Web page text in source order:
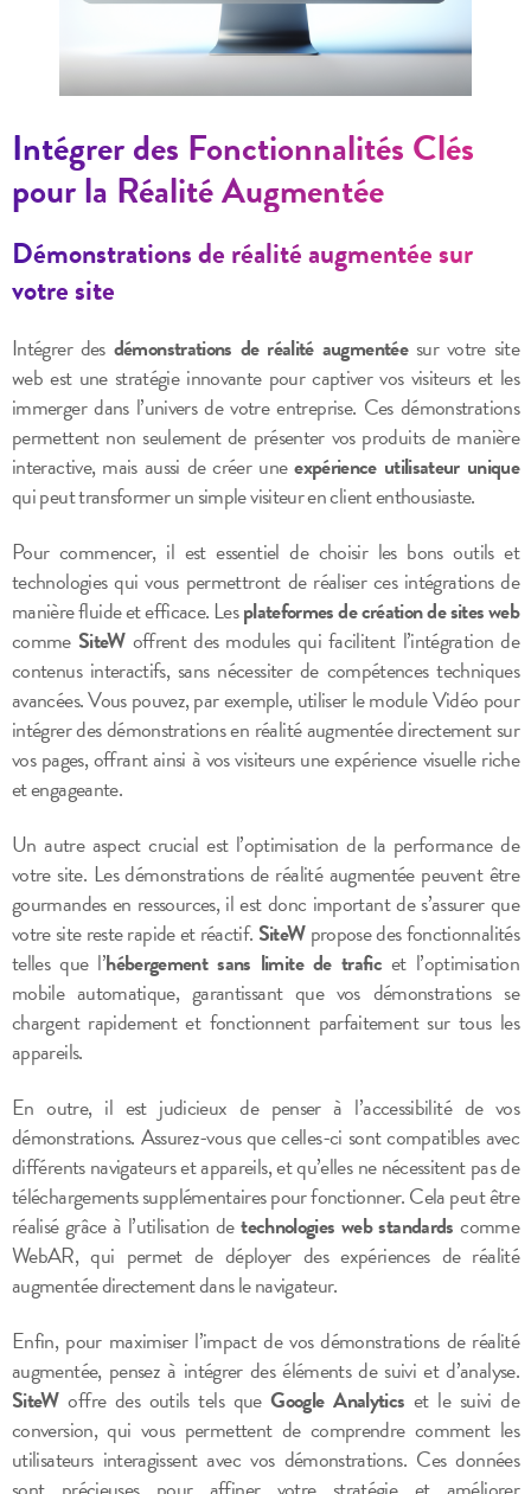
Intégrer des Fonctionnalités Clés
pour la Réalité Augmentée
Démonstrations de réalité augmentée sur
votre site
Intégrer des démonstrations de réalité augmentéesur votre site
web est une stratégie innovante pour captiver vos visiteurs et les
immerger dans l’univers de votre entreprise. Ces démonstrations
permettent non seulement de présenter vos produits de manière
interactive, mais aussi de créer uneexpérience utilisateur unique
qui peut transformer un simple visiteur en client enthousiaste.
Pour commencer, il est essentiel de choisir les bons outils et
technologies qui vous permettront de réaliser ces intégrations de
manière fluide et efficace. Lesplateformes de création de sites web
comme SiteWoffrent des modules qui facilitent l’intégration de
contenus interactifs, sans nécessiter de compétences techniques
avancées. Vous pouvez, par exemple, utiliser le module Vidéo pour
intégrer des démonstrations en réalité augmentée directement sur
vos pages, offrant ainsi à vos visiteurs une expérience visuelle riche
et engageante.
Un autre aspect crucial est l’optimisation de la performance de
votre site. Les démonstrations de réalité augmentée peuvent être
gourmandes en ressources, il est donc important de s’assurer que
votre site reste rapide et réactif. SiteWpropose des fonctionnalités
telles que l’hébergement sans limite de trafic et l’optimisation
mobile automatique, garantissant que vos démonstrations se
chargent rapidement et fonctionnent parfaitement sur tous les
appareils.
En outre, il est judicieux de penser à l’accessibilité de vos
démonstrations. Assurez-vous que celles-ci sont compatibles avec
différents navigateurs et appareils, et qu’elles ne nécessitent pas de
téléchargements supplémentaires pour fonctionner. Cela peut être
réalisé grâce à l’utilisation detechnologies web standards comme
WebAR, qui permet de déployer des expériences de réalité
augmentée directement dans le navigateur.
Enfin, pour maximiser l’impact de vos démonstrations de réalité
augmentée, pensez à intégrer des éléments de suivi et d’analyse.
SiteWoffre des outils tels queGoogle Analytics et le suivi de
conversion, qui vous permettent de comprendre comment les
utilisateurs interagissent avec vos démonstrations. Ces données